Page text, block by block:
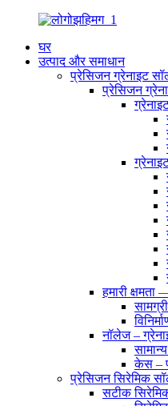
घर
उत्पाद और समाधान
प्रेसिजन ग्रेनाइट
प्रेसिजन
हमारी क्षमता
नॉलेज –
केस –
प्रेसिजन सिरेमिक
सटीक